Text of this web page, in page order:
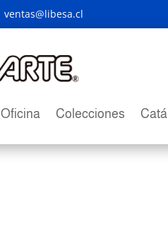
ventas@libesa.cl
Oficina Colecciones